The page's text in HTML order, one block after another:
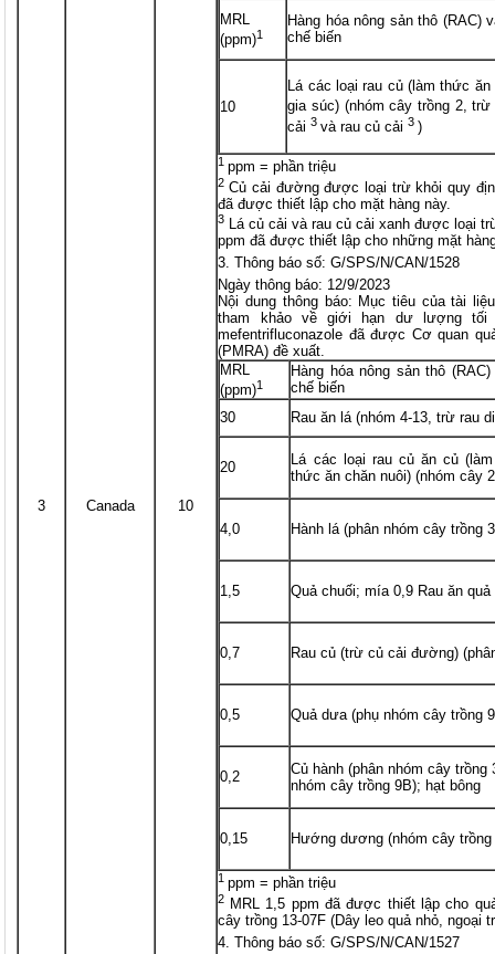
3 Canada 10
MRL
(ppm)1
Hàng hóa nông sản thô (RAC)
chế biến
10
Lá các loại rau củ (làm thức
gia súc) (nhóm cây trồng 2,
cải3và rau củ cải3)
1ppm = phần triệu
2Củ cải đường được loại trừ khỏi quy
đã được thiết lập cho mặt hàng này.
3 Lá củ cải và rau củ cải xanh được loại
ppm đã được thiết lập cho những mặt
Thông báo số: G/SPS/N/CAN/1528
Ngày thông báo: 12/9/2023
Nội dung thông báo: Mục tiêu của tài
tham khảo về giới hạn dư lượng
mefentrifluconazole đã được Cơ quan
(PMRA) đề xuất.
MRL
(ppm)1
Hàng hóa nông sản thô
chế biến
30
Rau ăn lá (nhóm 4-13, trừ rau
20
Lá các loại rau củ ăn củ
thức ăn chăn nuôi) (nhóm cây
4,0 Hành lá (phân nhóm cây trồng
1,5 Quả chuối; mía 0,9 Rau ăn
0,7 Rau củ (trừ củ cải đường)
0,5 Quả dưa (phụ nhóm cây trồng
0,2
Củ hành (phân nhóm cây
nhóm cây trồng 9B); hạt bông
0,15 Hướng dương (nhóm cây
1ppm = phần triệu
2 MRL 1,5 ppm đã được thiết lập cho
cây trồng 13-07F (Dây leo quả nhỏ, ngoại
Thông báo số: G/SPS/N/CAN/1527